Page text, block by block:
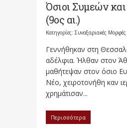
Όσιοι Συμεών
(9ος αι.)
Κατηγορίες: Συναξαριακές Μορφές
Γεννήθηκαν στη
αδέλφια. Ήλθαν στον
μαθήτεψαν στον όσιο
Νέο, χειροτονήθη καν
χρημάτισαν...
Περισσότερα